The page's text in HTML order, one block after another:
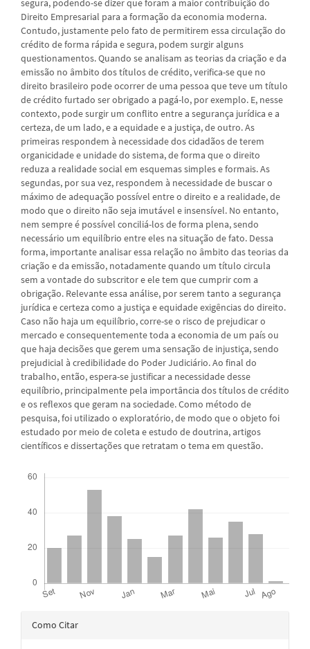
Direito Empresarial para a formação da economia moderna.
Contudo, justamente pelo fato de permitirem essa circulação do
crédito de forma rápida e segura, podem surgir alguns
questionamentos. Quando se analisam as teorias da criação e da
emissão no âmbito dos títulos de crédito, verifica-se que no
direito brasileiro pode ocorrer de uma pessoa que teve um título
de crédito furtado ser obrigado a pagá-lo, por exemplo. E, nesse
contexto, pode surgir um conflito entre a segurança jurídica e a
certeza, de um lado, e a equidade e a justiça, de outro. As
primeiras respondem à necessidade dos cidadãos de terem
organicidade e unidade do sistema, de forma que o direito
reduza a realidade social em esquemas simples e formais. As
segundas, por sua vez, respondem à necessidade de buscar o
máximo de adequação possível entre o direito e a realidade, de
modo que o direito não seja imutável e insensível. No entanto,
nem sempre é possível conciliá-los de forma plena, sendo
necessário um equilíbrio entre eles na situação de fato. Dessa
forma, importante analisar essa relação no âmbito das teorias da
criação e da emissão, notadamente quando um título circula
sem a vontade do subscritor e ele tem que cumprir com a
obrigação. Relevante essa análise, por serem tanto a segurança
jurídica e certeza como a justiça e equidade exigências do direito.
Caso não haja um equilíbrio, corre-se o risco de prejudicar o
mercado e consequentemente toda a economia de um país ou
que haja decisões que gerem uma sensação de injustiça, sendo
prejudicial à credibilidade do Poder Judiciário. Ao final do
trabalho, então, espera-se justificar a necessidade desse
equilíbrio, principalmente pela importância dos títulos de crédito
e os reflexos que geram na sociedade. Como método de
pesquisa, foi utilizado o exploratório, de modo que o objeto foi
estudado por meio de coleta e estudo de doutrina, artigos
científicos e dissertações que retratam o tema em questão.
Detalhes
Como Citar